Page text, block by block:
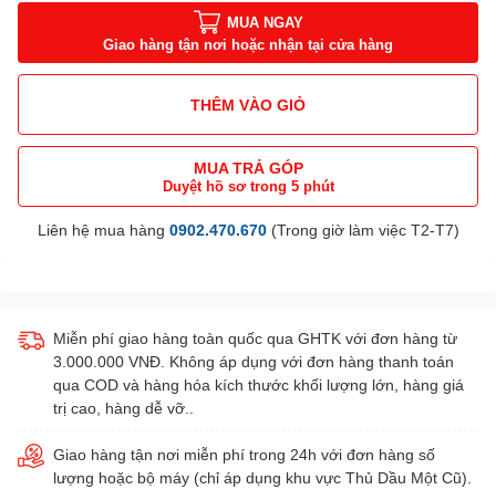
MUA NGAY
Giao hàng tận nơi hoặc nhận tại cửa hàng
THÊM VÀO GIỎ
MUA TRẢ GÓP
Duyệt hồ sơ trong 5 phút
Liên hệ mua hàng 0902.470.670(Trong giờ làm việc T2-T7)
Miễn phí giao hàng toàn quốc qua GHTK với đơn hàng từ
3.000.000 VNĐ. Không áp dụng với đơn hàng thanh toán
qua COD và hàng hóa kích thước khối lượng lớn, hàng giá
trị cao, hàng dễ vỡ..
Giao hàng tận nơi miễn phí trong 24h với đơn hàng số
lượng hoặc bộ máy (chỉ áp dụng khu vực Thủ Dầu Một Cũ).